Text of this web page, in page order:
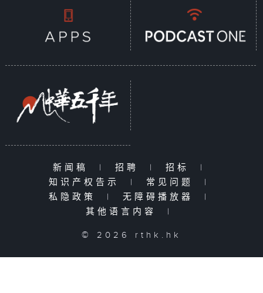
新闻稿 | 招聘 | 招标
|
知识产权告示
| 常见问题
|
私隐政策
| 无障碍播放器
|
其他语言内容
|
© 2026 rthk.hk